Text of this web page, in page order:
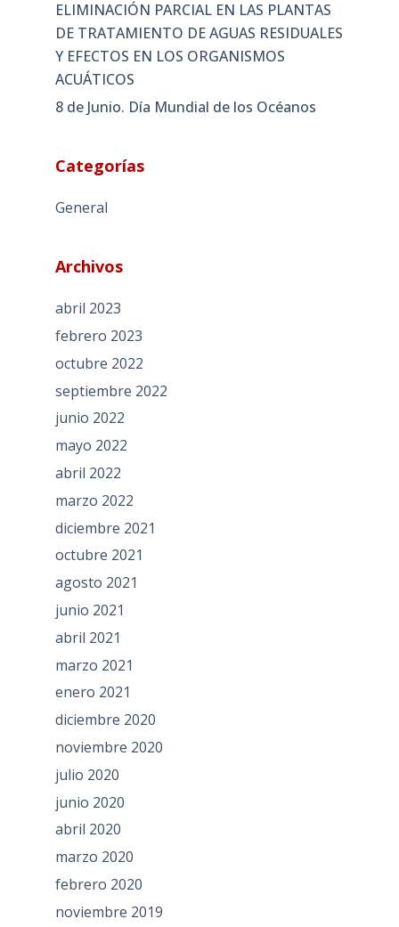
ELIMINACIÓN PARCIAL EN LAS PLANTAS
DE TRATAMIENTO DE AGUAS RESIDUALES
Y EFECTOS EN LOS ORGANISMOS
ACUÁTICOS
8 de Junio. Día Mundial de los Océanos
Categorías
General
Archivos
abril 2023
febrero 2023
octubre 2022
septiembre 2022
junio 2022
mayo 2022
abril 2022
marzo 2022
diciembre 2021
octubre 2021
agosto 2021
junio 2021
abril 2021
marzo 2021
enero 2021
diciembre 2020
noviembre 2020
julio 2020
junio 2020
abril 2020
marzo 2020
febrero 2020
noviembre 2019